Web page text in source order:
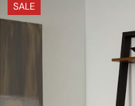
SALE